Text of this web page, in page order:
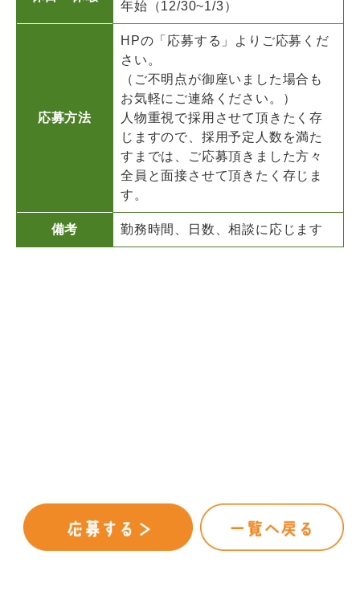
年始（12/30~1/3）
応募方法
HPの「応募する」よりご応募くだ
さい。
（ご不明点が御座いました場合も
お気軽にご連絡ください。）
人物重視で採用させて頂きたく存
じますので、採用予定人数を満た
すまでは、ご応募頂きました方々
全員と面接させて頂きたく存じま
す。
備考 勤務時間、日数、相談に応じます